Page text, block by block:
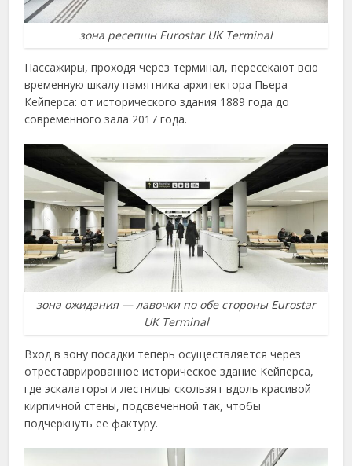
зона ресепшн Eurostar UK Terminal
Пассажиры, проходя через терминал, пересекают всю
временную шкалу памятника архитектора Пьера
Кейперса: от исторического здания 1889 года до
современного зала 2017 года.
зона ожидания — лавочки по обе стороны Eurostar
UK Terminal
Вход в зону посадки теперь осуществляется через
отреставрированное историческое здание Кейперса,
где эскалаторы и лестницы скользят вдоль красивой
кирпичной стены, подсвеченной так, чтобы
подчеркнуть её фактуру.